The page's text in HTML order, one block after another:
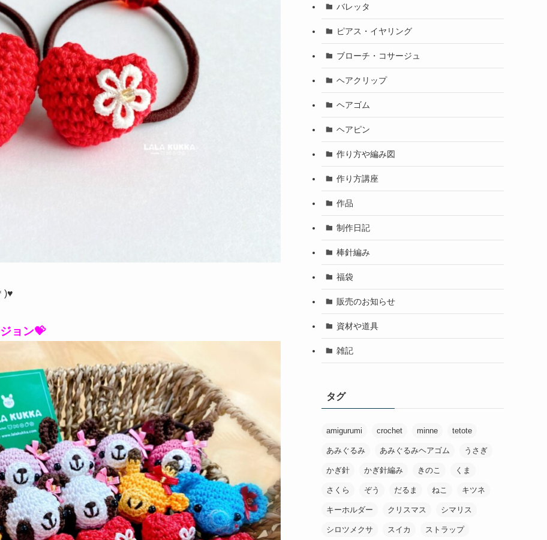
)♥
ョン💝
バレッタ
ピアス・イヤリング
ブローチ・コサージュ
ヘアクリップ
ヘアゴム
ヘアピン
作り方や編み図
作り方講座
作品
制作日記
棒針編み
福袋
販売のお知らせ
資材や道具
雑記
タグ
amigurumi crochet minne tetote
あみぐるみ あみぐるみヘアゴム うさぎ
かぎ針 かぎ針編み きのこ くま
さくら ぞう だるま ねこ キツネ
キーホルダー クリスマス シマリス
シロツメクサ スイカ ストラップ